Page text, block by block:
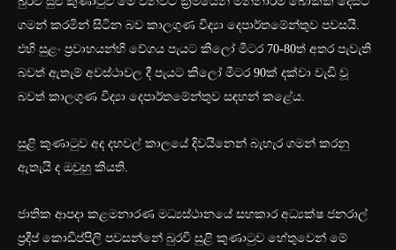
ගමන් කරමින් සිටින බව කාලගුණ විද්‍යා දෙපාර්තමේන්තුව පවසයි.
එහි සුළං ප්‍රවාහයන්හි වේගය පැයට කිලෝ මීටර 70-80ත් අතර පැවැති
බවත් ඇතැම් අවස්ථාවල දී පැයට කිලෝ මීටර 90ක් දක්වා වැඩි වූ
බවත් කාලගුණ විද්‍යා දෙපාර්තමේන්තුව සඳහන් කළේය.
සුළි කුණාටුව අද දහවල් කාලයේ දිවයිනෙන් බැහැර ගමන් කරනු
ඇතැයි ද ඔවුහු කියති.
ජාතික ආපදා කළමනාරණ මධ්‍යස්ථානයේ සහකාර අධ්‍යක්ෂ ජනරාල්
ප්‍රදීප් කොඩිප්පිලි පවසන්නේ බුරවි සුළි කුණාටුව හේතුවෙන් මේ